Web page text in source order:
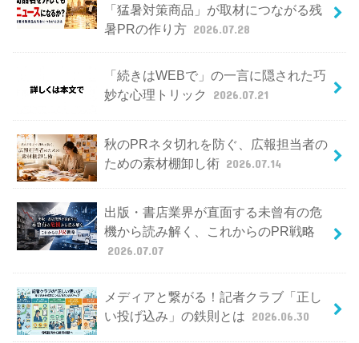
「猛暑対策商品」が取材につながる残
暑PRの作り方 2026.07.28
「続きはWEBで」の一言に隠された巧
妙な心理トリック
2026.07.21
秋のPRネタ切れを防ぐ、広報担当者の
ための素材棚卸し術 2026.07.14
出版・書店業界が直面する未曾有の危
機から読み解く、これからのPR戦略
2026.07.07
メディアと繋がる！記者クラブ「正し
い投げ込み」の鉄則とは 2026.06.30